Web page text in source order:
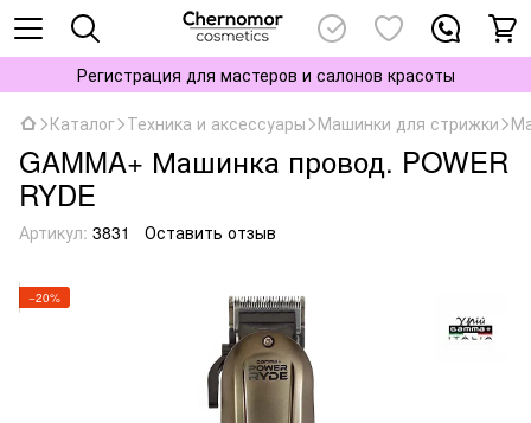
Регистрация для мастеров и салонов красоты
Каталог Техника и аксессуары Машинки для стрижки
GAMMA+ Машинка провод. POWER
RYDE
Артикул: 3831 Оставить отзыв
−20%